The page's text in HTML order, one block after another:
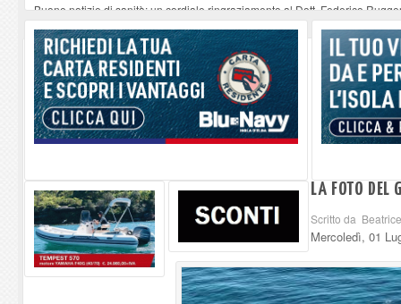
Buone notizie di sanità: un cordiale ringraziamento al Dott. Federico
Altiero Spinelli e Ursula Hirschmann all'Elba: riaffiora una testimonianza
Capoliveri, potenziata la pulizia dei bordi stradali -07-08-2026
Marina di Campo tra i porti interessati dal nuovo piano dell'Autorità
LA FOTO DEL
Scritto da
Mercoledì, 01